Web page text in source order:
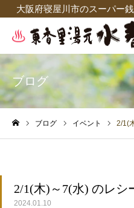
大阪府寝屋川市のスーパー
ブログ
ブログ イベント 2/1(木)
2/1(木)～7(水) のレ
2024.01.10